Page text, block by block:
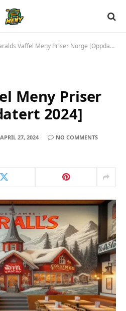
Vaffel Meny Priser Norge [Oppdatert 2024]
Meny Priser
2024]
APRIL 27, 2024
NO COMMENTS